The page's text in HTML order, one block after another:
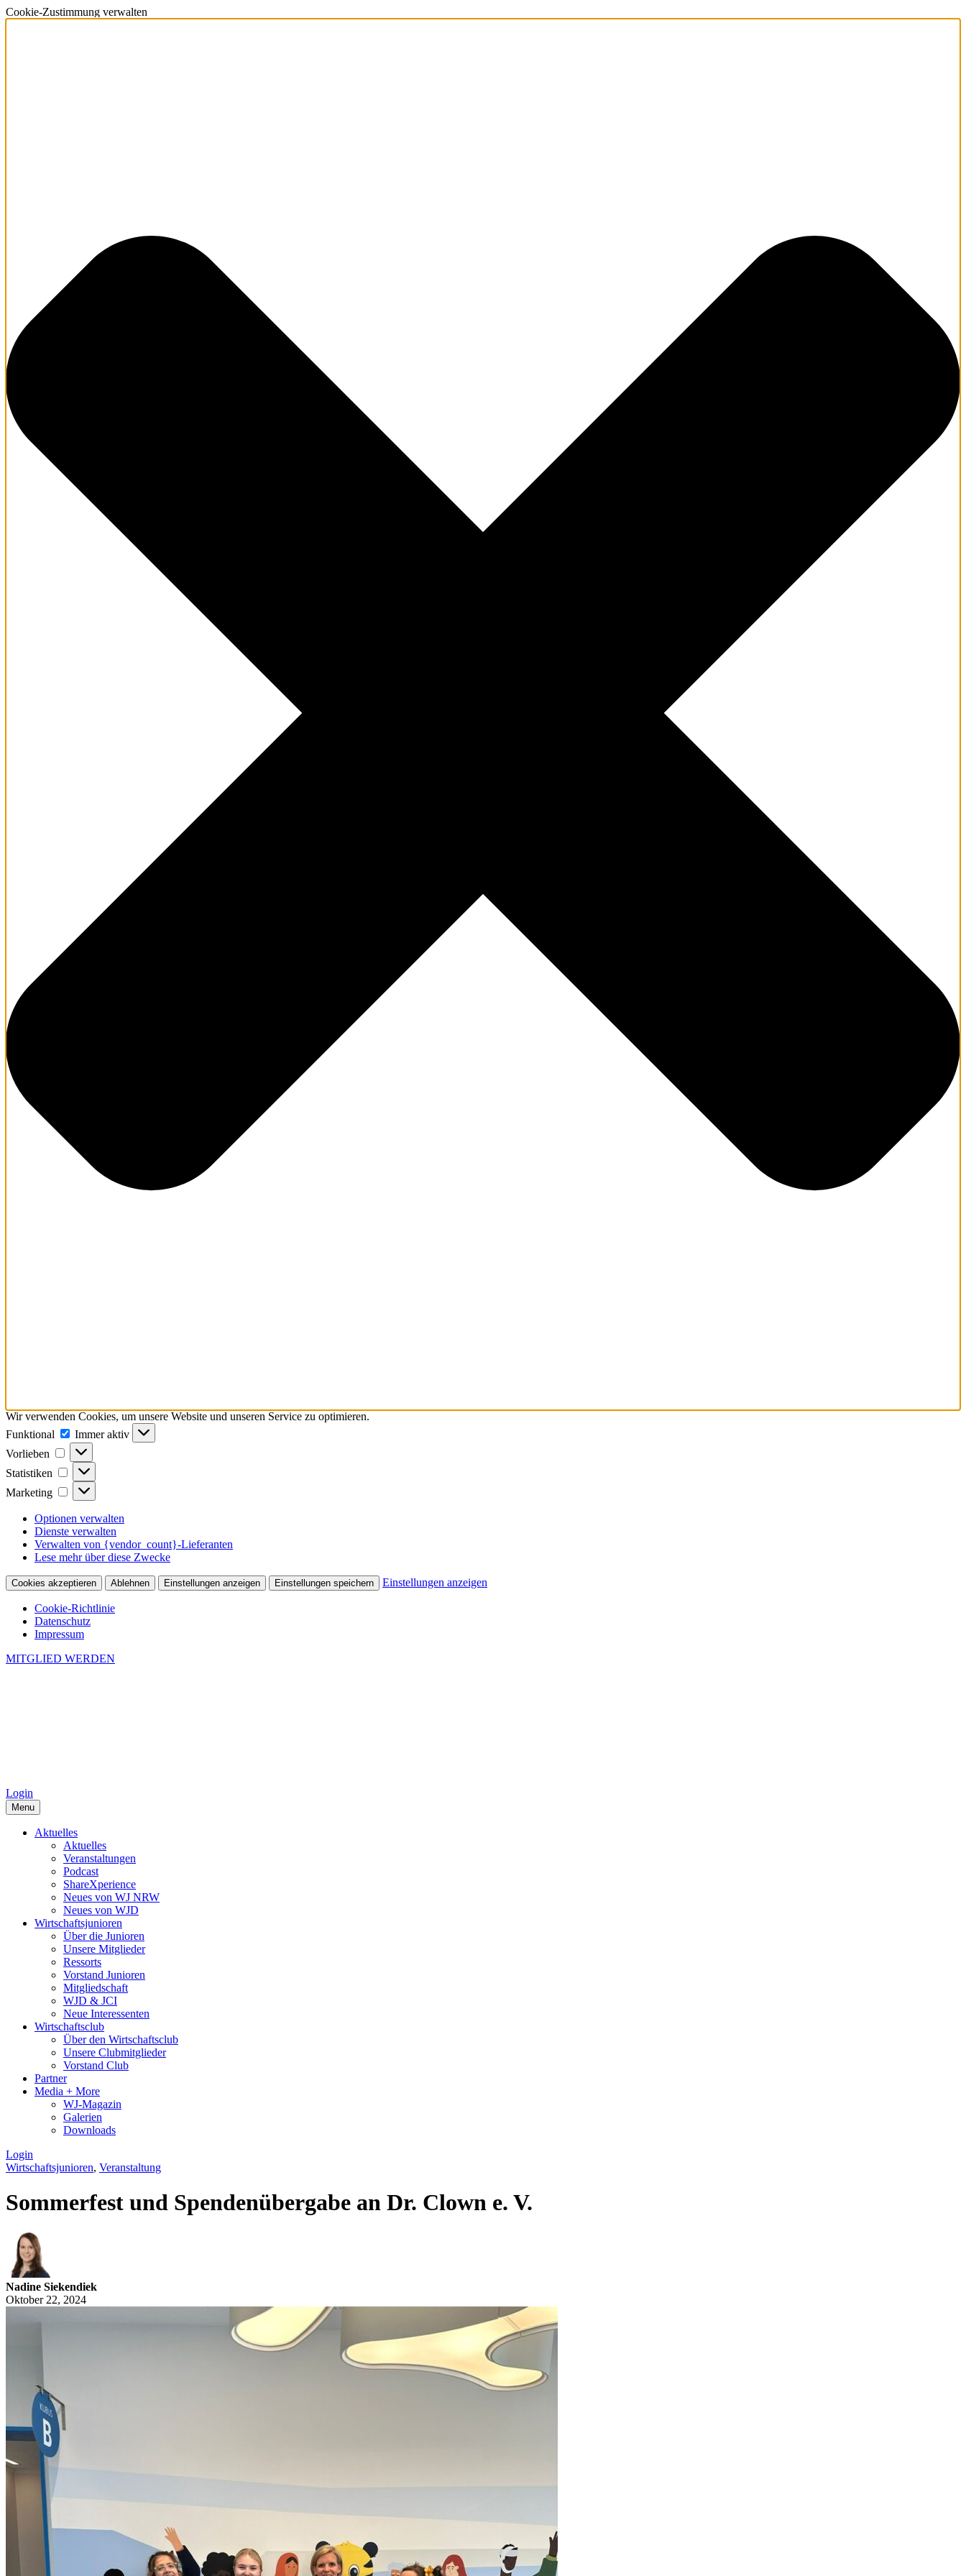
Cookie-Zustimmung verwalten
Wir verwenden Cookies, um unsere Website und unseren Service zu optimieren.
Funktional
Funktional
Immer aktiv
Vorlieben
Vorlieben
Statistiken Statistiken
Marketing Marketing
Optionen verwalten
Dienste verwalten
Verwalten von {vendor_count}-Lieferanten
Lese mehr über diese Zwecke
Cookies akzeptieren Ablehnen Einstellungen anzeigen Einstellungen speichern Einstellungen anzeigen
Cookie-Richtlinie
Datenschutz
Impressum
MITGLIED WERDEN
Login
Menu
Aktuelles
Aktuelles
Veranstaltungen
Podcast
ShareXperience
Neues von WJ NRW
Neues von WJD
Wirtschaftsjunioren
Über die Junioren
Unsere Mitglieder
Ressorts
Vorstand Junioren
Mitgliedschaft
WJD & JCI
Neue Interessenten
Wirtschaftsclub
Über den Wirtschaftsclub
Unsere Clubmitglieder
Vorstand Club
Partner
Media + More
WJ-Magazin
Galerien
Downloads
Login
Wirtschaftsjunioren, Veranstaltung
Sommerfest und Spendenübergabe an Dr. Clown e. V.
Nadine Siekendiek
Oktober 22, 2024